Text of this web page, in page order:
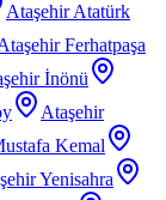
Ataşehir Atatürk
Ferhatpaşa
İnönü
Ataşehir
Kemal
Yenisahra